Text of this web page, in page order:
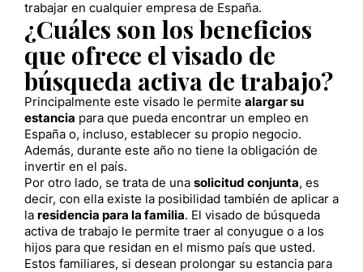
trabajar en cualquier empresa de España.
¿Cuáles son los beneficios
que ofrece el visado de
búsqueda activa de trabajo?
Principalmente este visado le permite alargar su
estancia para que pueda encontrar un empleo en
España o, incluso, establecer su propio negocio.
Además, durante este año no tiene la obligación de
invertir en el país.
Por otro lado, se trata de una solicitud conjunta, es
decir, con ella existe la posibilidad también de aplicar a
la residencia para la familia. El visado de búsqueda
activa de trabajo le permite traer al conyugue o a los
hijos para que residan en el mismo país que usted.
Estos familiares, si desean prolongar su estancia para